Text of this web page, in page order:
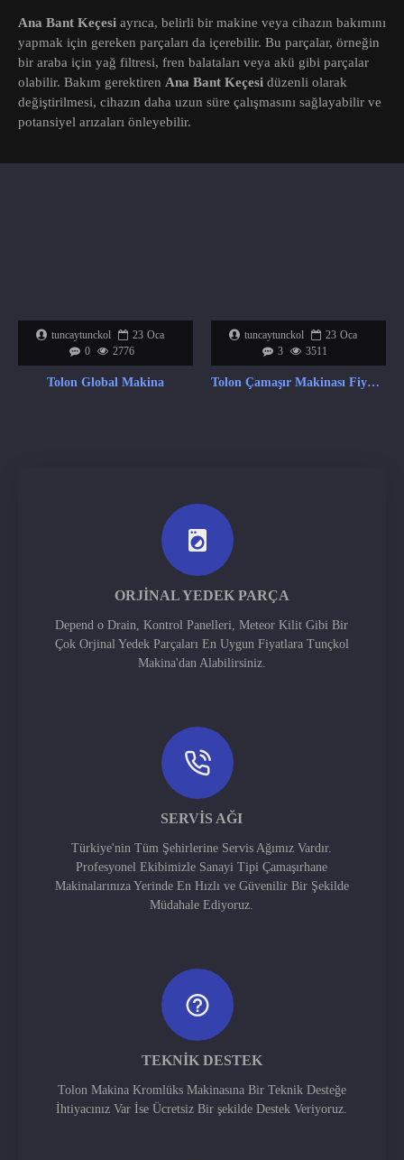
Ana Bant Keçesi ayrıca, belirli bir makine veya cihazın bakımını
yapmak için gereken parçaları da içerebilir. Bu parçalar, örneğin
bir araba için yağ filtresi, fren balataları veya akü gibi parçalar
olabilir. Bakım gerektiren Ana Bant Keçesi düzenli olarak
değiştirilmesi, cihazın daha uzun süre çalışmasını sağlayabilir ve
potansiyel arızaları önleyebilir.
tuncaytunckol 23 Oca
0
2776
Tolon Global Makina
tuncaytunckol 23 Oca
3
3511
Tolon Çamaşır Makinası Fiyat Listesi
ORJINAL YEDEK PARÇA
Depend o Drain, Kontrol Panelleri, Meteor Kilit Gibi Bir
Çok Orjinal Yedek Parçaları En Uygun Fiyatlara Tunçkol
Makina'dan Alabilirsiniz.
SERVIS AĞI
Türkiye'nin Tüm Şehirlerine Servis Ağımız Vardır.
Profesyonel Ekibimizle Sanayi Tipi Çamaşırhane
Makinalarınıza Yerinde En Hızlı ve Güvenilir Bir Şekilde
Müdahale Ediyoruz.
TEKNIK DESTEK
Tolon Makina Kromlüks Makinasına Bir Teknik Desteğe
İhtiyacınız Var İse Ücretsiz Bir şekilde Destek Veriyoruz.